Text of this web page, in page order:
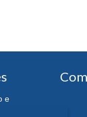
e